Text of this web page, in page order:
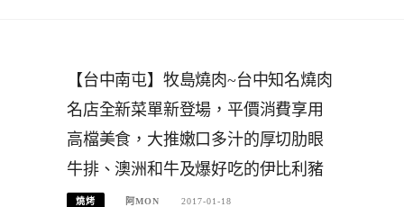
【台中南屯】牧島燒肉~台中知名燒肉
名店全新菜單新登場，平價消費享用
高檔美食，大推嫩口多汁的厚切肋眼
牛排、澳洲和牛及爆好吃的伊比利豬
燒烤 阿MON 2017-01-18